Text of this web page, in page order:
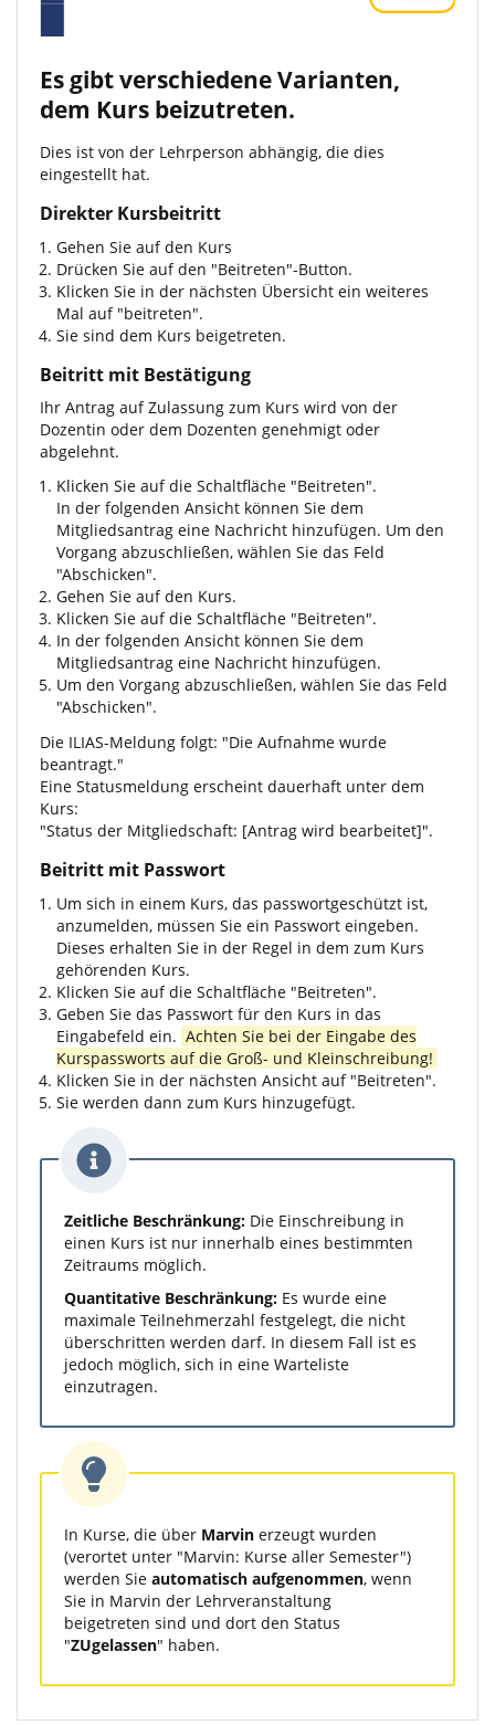
Es gibt verschiedene Varianten,
dem Kurs beizutreten.
Dies ist von der Lehrperson abhängig, die dies
eingestellt hat.
Direkter Kursbeitritt
Gehen Sie auf den Kurs
Drücken Sie auf den "Beitreten"-Button.
Klicken Sie in der nächsten Übersicht ein weiteres
Mal auf "beitreten".
Sie sind dem Kurs beigetreten.
Beitritt mit Bestätigung
Ihr Antrag auf Zulassung zum Kurs wird von der
Dozentin oder dem Dozenten genehmigt oder
abgelehnt.
Klicken Sie auf die Schaltfläche "Beitreten".
In der folgenden Ansicht können Sie dem
Mitgliedsantrag eine Nachricht hinzufügen. Um den
Vorgang abzuschließen, wählen Sie das Feld
"Abschicken".
Gehen Sie auf den Kurs.
Klicken Sie auf die Schaltfläche "Beitreten".
In der folgenden Ansicht können Sie dem
Mitgliedsantrag eine Nachricht hinzufügen.
Um den Vorgang abzuschließen, wählen Sie das Feld
"Abschicken".
Die ILIAS-Meldung folgt: "Die Aufnahme wurde
beantragt."
Eine Statusmeldung erscheint dauerhaft unter dem
Kurs:
"Status der Mitgliedschaft: [Antrag wird bearbeitet]".
Beitritt mit Passwort
Um sich in einem Kurs, das passwortgeschützt ist,
anzumelden, müssen Sie ein Passwort eingeben.
Dieses erhalten Sie in der Regel in dem zum Kurs
gehörenden Kurs.
Klicken Sie auf die Schaltfläche "Beitreten".
Geben Sie das Passwort für den Kurs in das
Eingabefeld ein. Achten Sie bei der Eingabe des
Kurspassworts auf die Groß- und Kleinschreibung!
Klicken Sie in der nächsten Ansicht auf "Beitreten".
Sie werden dann zum Kurs hinzugefügt.
Zeitliche Beschränkung: Die Einschreibung in
einen Kurs ist nur innerhalb eines bestimmten
Zeitraums möglich.
Quantitative Beschränkung: Es wurde eine
maximale Teilnehmerzahl festgelegt, die nicht
überschritten werden darf. In diesem Fall ist es
jedoch möglich, sich in eine Warteliste
einzutragen.
In Kurse, die über Marvin erzeugt wurden
(verortet unter "Marvin: Kurse aller Semester")
werden Sie automatisch aufgenommen, wenn
Sie in Marvin der Lehrveranstaltung
beigetreten sind und dort den Status
"ZUgelassen" haben.